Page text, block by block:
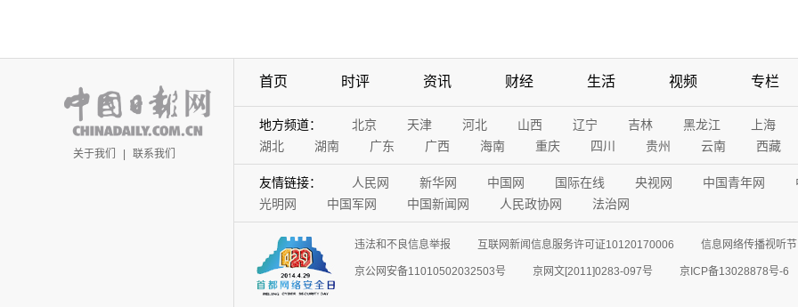
关于我们 | 联系我们
首页 时评 资讯 财经 生活 视频 专栏
地方频道： 北京 天津 河北 山西 辽宁 吉林 黑龙江
上海
湖北
湖南 广东 广西 海南 重庆 四川 贵州 云南 西藏
友情链接： 人民网 新华网 中国网 国际在线 央视网 中国青年网
光明网
中国军网 中国新闻网 人民政协网 法治网
违法和不良信息举报 互联网新闻信息服务许可证10120170006 信息网络传播视听
京公网安备11010502032503号 京网文[2011]0283-097号 京ICP备13028878号-6